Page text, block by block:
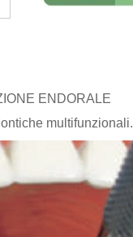
ENDORALE
multifunzionali.